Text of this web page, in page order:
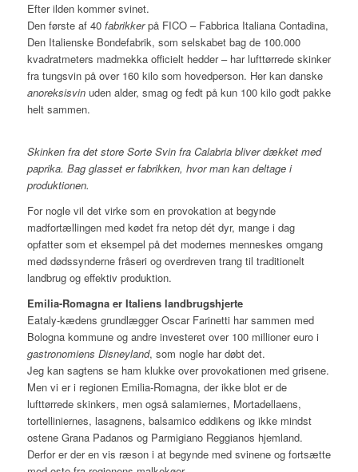
Efter ilden kommer svinet.
Den første af 40 fabrikkerpå FICO – Fabbrica Italiana Contadina,
Den Italienske Bondefabrik, som selskabet bag de 100.000
kvadratmeters madmekka officielt hedder – har lufttørrede skinker
fra tungsvin på over 160 kilo som hovedperson. Her kan danske
anoreksisvin uden alder, smag og fedt på kun 100 kilo godt pakke
helt sammen.
Skinken fra det store Sorte Svin fra Calabria bliver dækket med
paprika. Bag glasset er fabrikken, hvor man kan deltage i
produktionen.
For nogle vil det virke som en provokation at begynde
madfortællingen med kødet fra netop dét dyr, mange i dag
opfatter som et eksempel på det modernes menneskes omgang
med dødssynderne fråseri og overdreven trang til traditionelt
landbrug og effektiv produktion.
Emilia-Romagna er Italiens landbrugshjerte
Eataly-kædens grundlægger Oscar Farinetti har sammen med
Bologna kommune og andre investeret over 100 millioner euro i
gastronomiens Disneyland, som nogle har døbt det.
Jeg kan sagtens se ham klukke over provokationen med grisene.
Men vi er i regionen Emilia-Romagna, der ikke blot er de
lufttørrede skinkers, men også salamiernes, Mortadellaens,
tortelliniernes, lasagnens, balsamico eddikens og ikke mindst
ostene Grana Padanos og Parmigiano Reggianos hjemland.
Derfor er der en vis ræson i at begynde med svinene og fortsætte